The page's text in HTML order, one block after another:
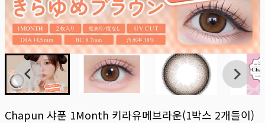
Chapun 샤푼 1Month 키라유메브라운(1박스 2개들이)